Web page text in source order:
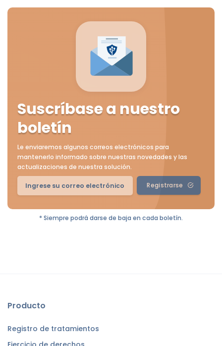
Suscríbase a nuestro
boletín
Le enviaremos algunos correos electrónicos para
mantenerlo informado sobre nuestras novedades y las
actualizaciones de nuestra solución.
Registrarse
* Siempre podrá darse de baja en cada boletín.
Producto
Registro de tratamientos